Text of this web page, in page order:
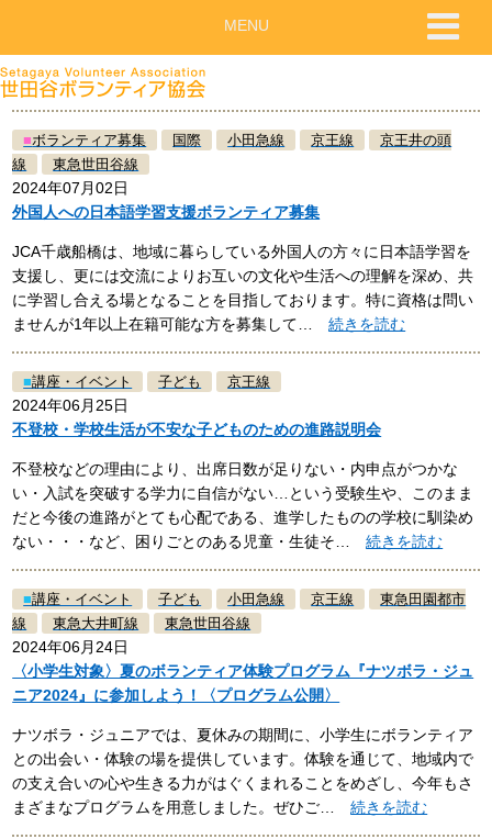
■ボランティア募集 国際 小田急線 京王線
京王井の頭
線
東急世田谷線
2024年07月02日
外国人への日本語学習支援ボランティア募集
JCA千歳船橋は、地域に暮らしている外国人の方々に日本語学習を
支援し、更には交流によりお互いの文化や生活への理解を深め、共
に学習し合える場となることを目指しております。特に資格は問い
ませんが1年以上在籍可能な方を募集して…続きを読む
■講座・イベント 子ども 京王線
2024年06月25日
不登校・学校生活が不安な子どものための進路説明会
不登校などの理由により、出席日数が足りない・内申点がつかな
い・入試を突破する学力に自信がない…という受験生や、このまま
だと今後の進路がとても心配である、進学したものの学校に馴染め
ない・・・など、困りごとのある児童・生徒そ…続きを読む
■講座・イベント 子ども 小田急線 京王線
東急田園都市
線
東急大井町線 東急世田谷線
2024年06月24日
〈小学生対象〉夏のボランティア体験プログラム『ナツボラ・ジュ
ニア2024』に参加しよう！〈プログラム公開〉
ナツボラ・ジュニアでは、夏休みの期間に、小学生にボランティア
との出会い・体験の場を提供しています。体験を通じて、地域内で
の支え合いの心や生きる力がはぐくまれることをめざし、今年もさ
まざまなプログラムを用意しました。ぜひご…続きを読む
MENU